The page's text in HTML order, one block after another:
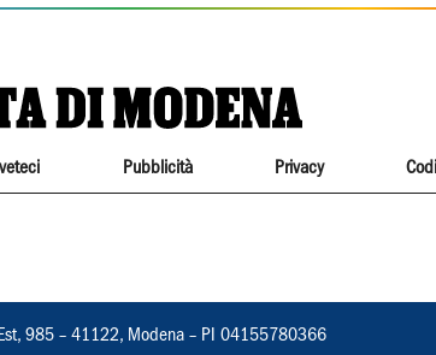
Pubblicità Privacy
Est, 985 – 41122, Modena – PI 04155780366